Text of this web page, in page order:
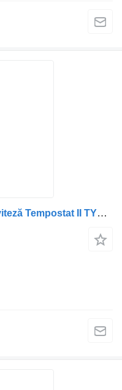
Unitate de control limitator de viteză Tempostat II TYP RGB II 9 412.409/007/005 pentru camion VDO Tempostat II Cruise Control